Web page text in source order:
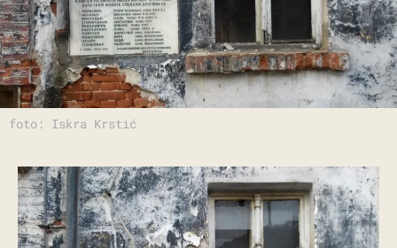
foto: Iskra Krstić